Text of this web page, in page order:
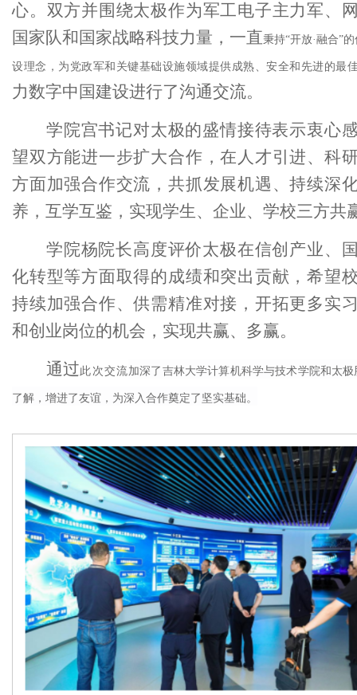
心。双方并围绕太极作为军工电子主力军、
国家队和国家战略科技力量， 一直秉持“开放·融合”
设理念，为党政军和关键基础设施领域提供成熟、安全和先进的最
力数字中国建设进行了沟通交流。
学院宫书记对太极的盛情接待表示衷心
望双方能进一步扩大合作，在人才引进、科
方面加强合作交流，共抓发展机遇、持续深
养，互学互鉴，实现学生、企业、学校三方共
学院杨院长高度评价太极在信创产业、
化转型等方面取得的成绩和突出贡献，希望
持续加强合作、供需精准对接，开拓更多实
和创业岗位的机会，实现共赢、多赢。
通过此次交流加深了 吉林大学计算机科学与技术学院和太极
了解，增进了友谊，为深入合作奠定了坚实基础。